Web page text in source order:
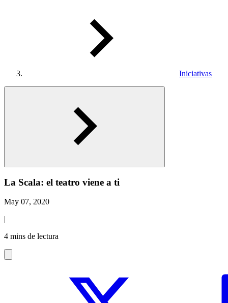
Iniciativas
La Scala: el teatro viene a ti
May 07, 2020
|
4 mins de lectura